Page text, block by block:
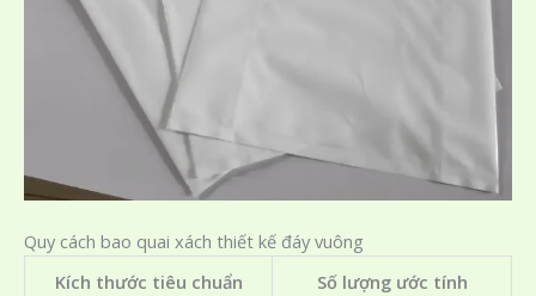
Quy cách bao quai xách thiết kế đáy vuông
Kích thước tiêu chuẩn
Số lượng ước tính